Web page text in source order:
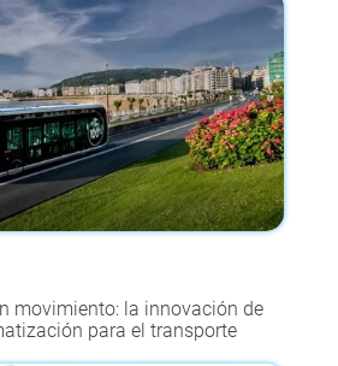
movimiento: la innovación de
para el transporte